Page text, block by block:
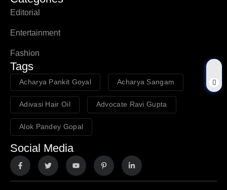
Editorial
Entertainment
Fashion
Tags
Acharya Pankit Goyal Acharya Sangam
Adivasi Hair Oil Advocate Ravi Gupta
Alok Pandey Gopal
Social Media